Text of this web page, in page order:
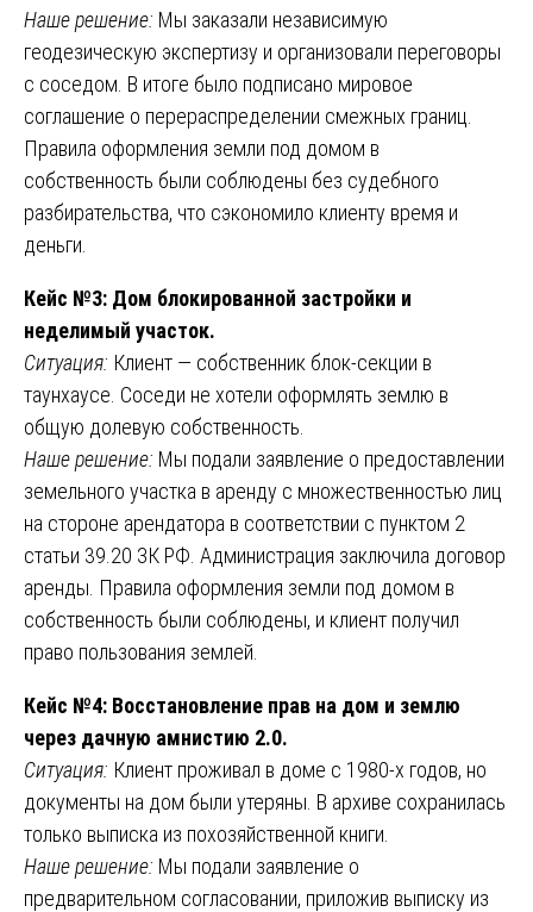
Наше решение: Мы заказали независимую
геодезическую экспертизу и организовали переговоры
с соседом. В итоге было подписано мировое
соглашение о перераспределении смежных границ.
Правила оформления земли под домом в
собственность были соблюдены без судебного
разбирательства, что сэкономило клиенту время и
деньги.
Кейс №3: Дом блокированной застройки и
неделимый участок.
Ситуация: Клиент — собственник блок-секции в
таунхаусе. Соседи не хотели оформлять землю в
общую долевую собственность.
Наше решение: Мы подали заявление о предоставлении
земельного участка в аренду с множественностью лиц
на стороне арендатора в соответствии с пунктом 2
статьи 39.20 ЗК РФ. Администрация заключила договор
аренды. Правила оформления земли под домом в
собственность были соблюдены, и клиент получил
право пользования землей.
Кейс №4: Восстановление прав на дом и землю
через дачную амнистию 2.0.
Ситуация: Клиент проживал в доме с 1980-х годов, но
документы на дом были утеряны. В архиве сохранилась
только выписка из похозяйственной книги.
Наше решение: Мы подали заявление о
предварительном согласовании, приложив выписку из